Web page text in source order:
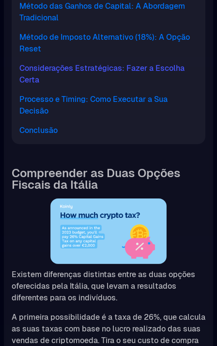
Método das Ganhos de Capital: A Abordagem
Tradicional
Método de Imposto Alternativo (18%): A Opção
Reset
Considerações Estratégicas: Fazer a Escolha
Certa
Processo e Timing: Como Executar a Sua
Decisão
Conclusão
Compreender as Duas Opções
Fiscais da Itália
Existem diferenças distintas entre as duas opções
oferecidas pela Itália, que levam a resultados
diferentes para os indivíduos.
A primeira possibilidade é a taxa de 26%, que calcula
as suas taxas com base no lucro realizado das suas
vendas de criptomoeda. Tira o seu custo de compra